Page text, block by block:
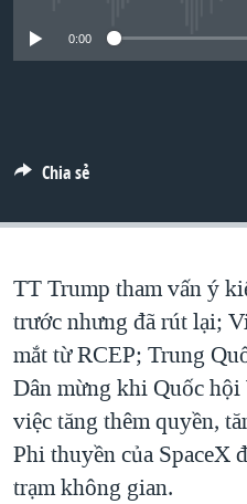
"Tìm"
ĐỜI SỐNG
SỨC KHOẺ
VĂN HOÁ
GIÁO DỤC
HÀNH TRÌNH BẦU CỬ 2024
NGÀY TỊ NẠN THẾ GIỚI
CHI PHÍ CHIẾN TRANH
CÁC GIÁ TRỊ CỘNG HÒA Ở
THƯỢNG ĐỈNH TRUMP-
TRỊNH VĨNH BÌNH VS.
NGƯ DÂN VIỆT VÀ LÀN
BÊN KIA QUỐC LỘ: TIẾNG
NGHE
Ngôn ngữ khác
0:00
Chia sẻ
TT Trump tham vấn ý
trước nhưng đã rút lại;
mắt từ RCEP; Trung
Dân mừng khi Quốc
việc tăng thêm quyền,
Phi thuyền của SpaceX
trạm không gian.